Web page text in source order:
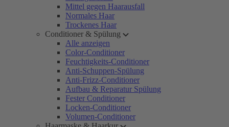
Mittel gegen Haarausfall
Normales Haar
Trockenes Haar
Conditioner & Spülung
Alle anzeigen
Color-Conditioner
Feuchtigkeits-Conditioner
Anti-Schuppen-Spülung
Anti-Frizz-Conditioner
Aufbau & Reparatur Spülung
Fester Conditioner
Locken-Conditioner
Volumen-Conditioner